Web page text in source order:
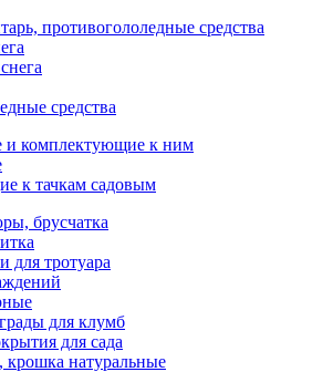
противогололедные средства
средства
и комплектующие к ним
к тачкам садовым
брусчатка
для тротуара
для клумб
для сада
крошка натуральные